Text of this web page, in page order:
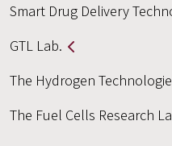
Smart Drug Delivery
GTL Lab.
The Hydrogen
The Fuel Cells Research